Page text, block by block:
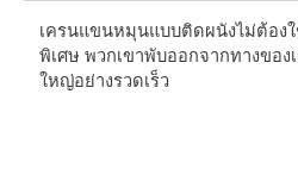
เครนแขนหมุนแบบติดผนังไม่ต้อง
พิเศษ พวกเขาพับออกจากทางขอ
ใหญ่อย่างรวดเร็ว